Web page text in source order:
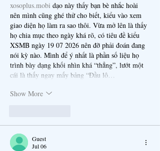
xosoplus.mobi dạo này thấy bạn bè nhắc hoài
nên mình cũng ghé thử cho biết, kiểu vào xem
giao diện họ làm ra sao thôi. Vừa mở lên là thấy
họ chia mục theo ngày khá rõ, có tiêu đề kiểu
XSMB ngày 19 07 2026 nên đỡ phải đoán đang
nói kỳ nào. Mình để ý nhất là phần số liệu họ
trình bày dạng khối nhìn khá “thẳng”, lướt một
cái là thấy ngay mấy bảng “Đầu lô…
Show More
Guest
Jul 06